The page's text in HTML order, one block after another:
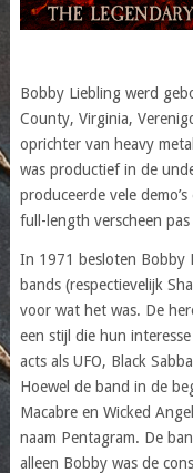
Bobby Liebling werd
County, Virginia,
oprichter van heavy
was productief in de
produceerde vele
full-length verscheen
In 1971 besloten Bobby
bands (respectievelijk
voor wat het was. De
een stijl die hun
acts als UFO, Black
Hoewel de band in de
Macabre en Wicked
naam Pentagram. De
alleen Bobby was de